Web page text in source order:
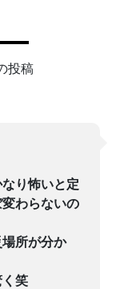
投稿
り怖いと定
わらないの
所が分か
笑